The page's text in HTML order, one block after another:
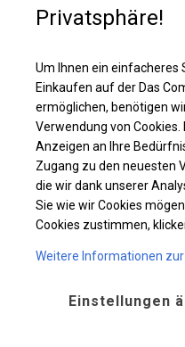
KONSTRUKTION
WINTER PLUS
Stahl ca.fi 50 mm
Privatsphäre!
Um Ihnen ein einfacheres
Einkaufen auf der Das
ermöglichen, benötigen
Verwendung von
Anzeigen an Ihre
Zugang zu den neuesten
die wir dank unserer
Sie wie wir Cookies
Cookies zustimmen,
Weitere Informationen
Einstellungen